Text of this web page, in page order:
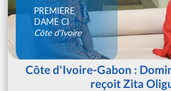
PREMIERE
DAME CI
Côte d'Ivoire
Côte d'Ivoire-Gabon :
reçoit Zita